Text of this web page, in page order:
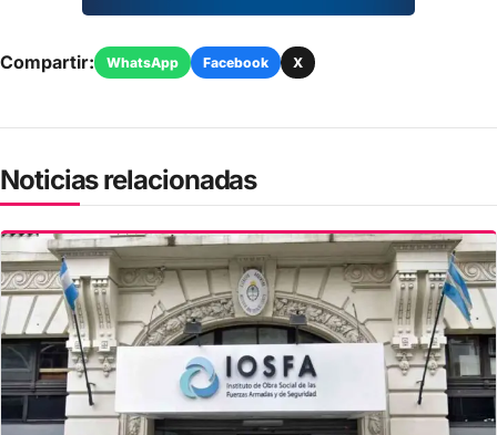
Compartir: WhatsApp Facebook X
Noticias relacionadas